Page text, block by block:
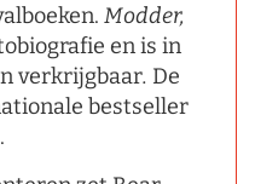
Modder,
en is in
verkrijgbaar. De
bestseller